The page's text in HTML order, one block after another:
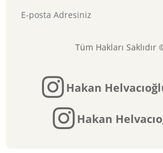
Tüm Hakları
Hakan
Hakan